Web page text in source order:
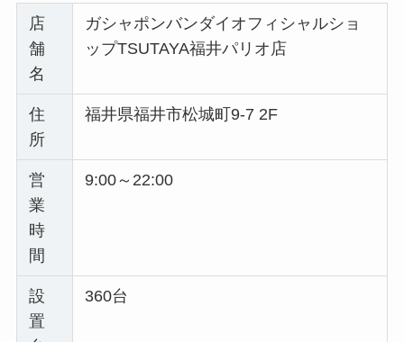
店
舗
名
ガシャポンバンダイオフィシャルショ
ップTSUTAYA福井パリオ店
住
所
福井県福井市松城町9-7 2F
営
業
時
間
9:00～22:00
設
置
360台